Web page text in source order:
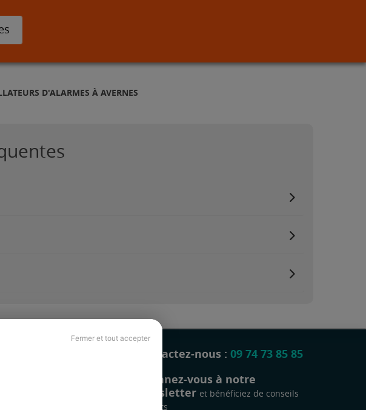
Fermer et tout accepter
D'ALARMES À AVERNES
Contactez-nous : 09 74 73 85 85
Abonnez-vous à notre
newsletter et bénéficiez de conseils
gratuits